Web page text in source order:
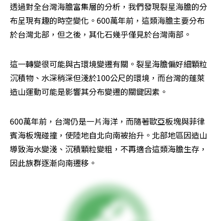
透過對全台灣海膽富集層的分析，我們發現裂星海膽的分
布呈現有趣的時空變化。600萬年前，這類海膽主要分布
於台灣北部，但之後，其化石幾乎僅見於台灣南部。
這一轉變很可能與古環境變遷有關。裂星海膽偏好細顆粒
沉積物、水深稍深但淺於100公尺的環境，而台灣的蓬萊
造山運動可能是影響其分布變遷的關鍵因素。
600萬年前，台灣仍是一片海洋，而隨著歐亞板塊與菲律
賓海板塊碰撞，使陸地自北向南被抬升。北部地區因造山
導致海水變淺、沉積顆粒變粗，不再適合這類海膽生存，
因此族群逐漸向南遷移。